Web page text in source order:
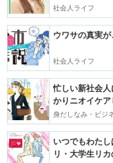
社会人ライフ
ウワサの真実
社会人ライフ
忙しい新社会
かりニオイケア
身だしなみ・ビジ
いつでもわた
リ・大学生リ